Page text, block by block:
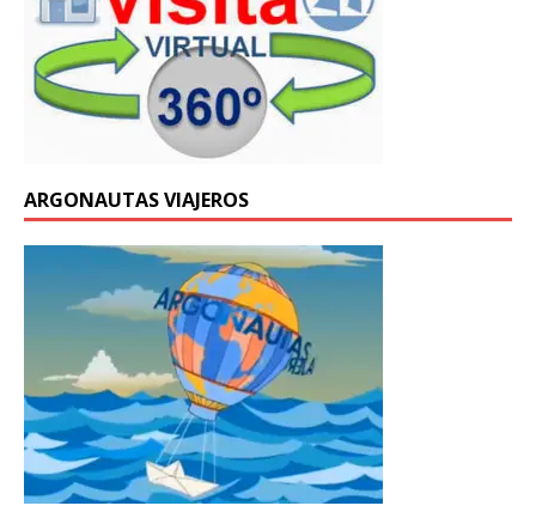
ARGONAUTAS VIAJEROS